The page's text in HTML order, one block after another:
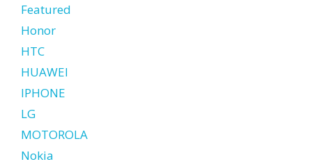
Featured
Honor
HTC
HUAWEI
IPHONE
LG
MOTOROLA
Nokia